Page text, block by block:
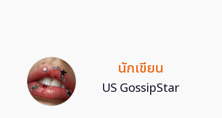
นักเขียน
US GossipStar